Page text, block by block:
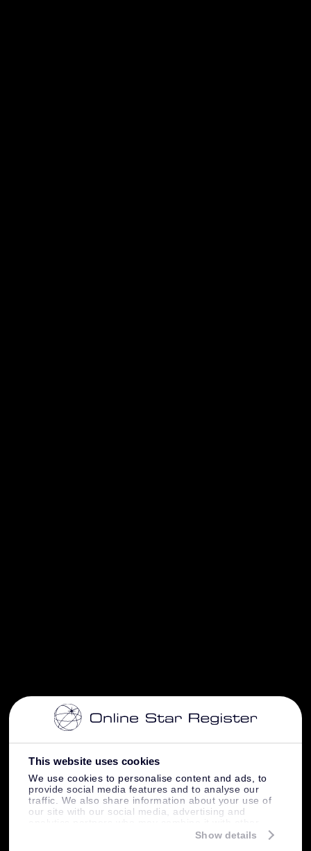
This website uses cookies
We use cookies to personalise content and ads, to
provide social media features and to analyse our
traffic. We also share information about your use of
our site with our social media, advertising and
information that you’ve provided to them or that
Show details